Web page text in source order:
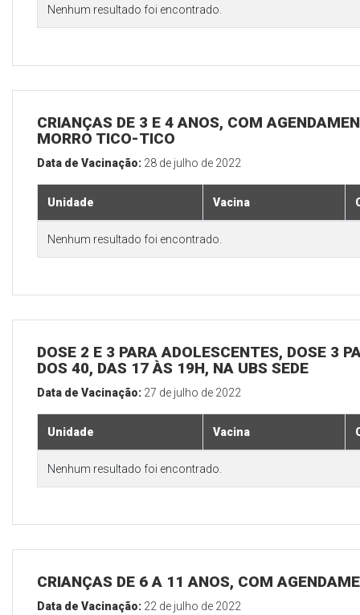
Nenhum resultado foi encontrado.
CRIANÇAS DE 3 E 4 ANOS, COM
MORRO TICO-TICO
Data de Vacinação: 28 de julho de 2022
Unidade Vacina
Nenhum resultado foi encontrado.
DOSE 2 E 3 PARA ADOLESCENTES, DOSE 3
DOS 40, DAS 17 ÀS 19H, NA UBS SEDE
Data de Vacinação: 27 de julho de 2022
Unidade Vacina
Nenhum resultado foi encontrado.
CRIANÇAS DE 6 A 11 ANOS, COM
Data de Vacinação: 22 de julho de 2022